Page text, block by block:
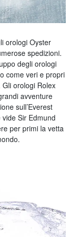
orologi Oyster
spedizioni.
degli orologi
come veri e propri
Gli orologi Rolex
avventure
sull’Everest
Sir Edmund
per primi la vetta